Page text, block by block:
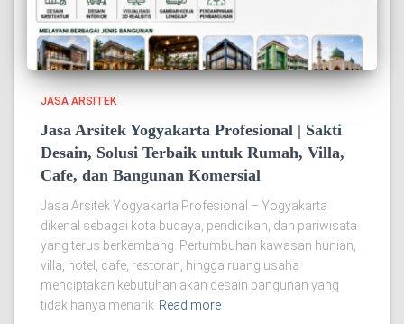
JASA ARSITEK
Jasa Arsitek Yogyakarta Profesional | Sakti
Desain, Solusi Terbaik untuk Rumah, Villa,
Cafe, dan Bangunan Komersial
Jasa Arsitek Yogyakarta Profesional – Yogyakarta
dikenal sebagai kota budaya, pendidikan, dan pariwisata
yang terus berkembang. Pertumbuhan kawasan hunian,
villa, hotel, cafe, restoran, hingga ruang usaha
menciptakan kebutuhan akan desain bangunan yang
tidak hanya menarik Read more